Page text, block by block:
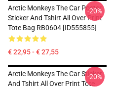
Arctic Monkeys The Car Poster
Sticker And Tshirt All Over Print
Tote Bag RB0604 [ID555855]
€ 22,95 - € 27,55
-20%
Arctic Monkeys The Car Sticker
And Tshirt All Over Print Tote
-20%